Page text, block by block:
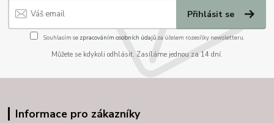
Přihlásit se
Souhlasím se zpracováním osobních údajůza účelem rozesílky newsletteru.
Můžete se kdykoli odhlásit. Zasíláme jednou za 14 dní.
Informace pro zákazníky